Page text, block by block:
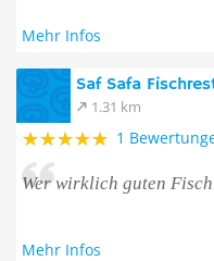
Mehr Infos
Saf Safa
1.31 km
1
Wer wirklich guten
Mehr Infos